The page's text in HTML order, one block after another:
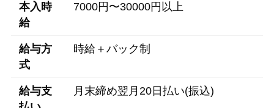
本入時
給
7000円〜30000円以上
給与方
式
時給＋バック制
給与支
月末締め翌月20日払い(振込)